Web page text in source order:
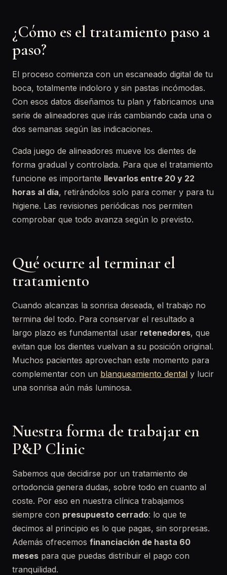
¿Cómo es el tratamiento paso a
paso?
El proceso comienza con un escaneado digital de tu
boca, totalmente indoloro y sin pastas incómodas.
Con esos datos diseñamos tu plan y fabricamos una
serie de alineadores que irás cambiando cada una o
dos semanas según las indicaciones.
Cada juego de alineadores mueve los dientes de
forma gradual y controlada. Para que el tratamiento
funcione es importante llevarlos entre 20 y 22
horas al día, retirándolos solo para comer y para tu
higiene. Las revisiones periódicas nos permiten
comprobar que todo avanza según lo previsto.
Qué ocurre al terminar el
tratamiento
Cuando alcanzas la sonrisa deseada, el trabajo no
termina del todo. Para conservar el resultado a
largo plazo es fundamental usar retenedores, que
evitan que los dientes vuelvan a su posición original.
Muchos pacientes aprovechan este momento para
complementar con un blanqueamiento dental y lucir
una sonrisa aún más luminosa.
Nuestra forma de trabajar en
P&P Clinic
Sabemos que decidirse por un tratamiento de
ortodoncia genera dudas, sobre todo en cuanto al
coste. Por eso en nuestra clínica trabajamos
siempre con presupuesto cerrado: lo que te
decimos al principio es lo que pagas, sin sorpresas.
Además ofrecemos financiación de hasta 60
meses para que puedas distribuir el pago con
tranquilidad.